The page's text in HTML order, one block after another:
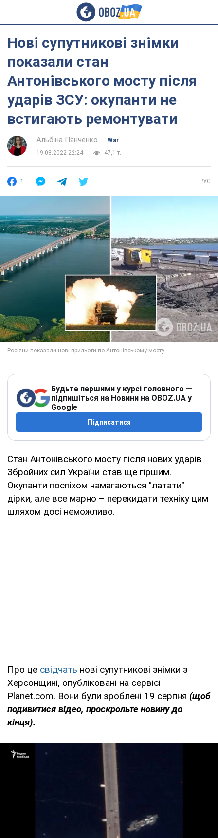
Нові супутникові знімки
показали стан
Антонівського мосту після
ударів ЗСУ: окупанти не
встигають ремонтувати
Альбіна Панченко
War
19.08.2022 22:24
47,1 т.
1 РУС
Будьте першими у курсі головного —
підпишіться на Новини на OBOZ.UA у
Google
Підписатися
Стан Антонівського мосту після нових ударів
Збройних сил України став ще гіршим.
Окупанти поспіхом намагаються "латати"
дірки, але все марно – перекидати техніку цим
шляхом досі неможливо.
Про це свідчать нові супутникові знімки з
Херсонщині, опубліковані на сервісі
Planet.com. Вони були зроблені 19 серпня (щоб
подивитися відео, проскрольте новину до
кінця).